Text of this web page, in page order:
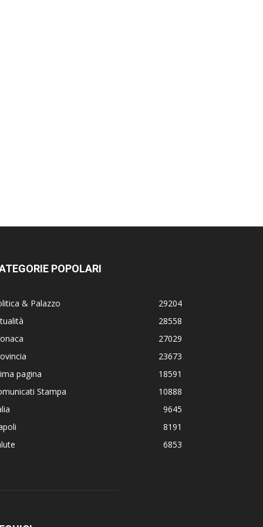
POPOLARI
& Palazzo
29204
28558
27029
23673
pagina
18591
Stampa
10888
9645
8191
6853